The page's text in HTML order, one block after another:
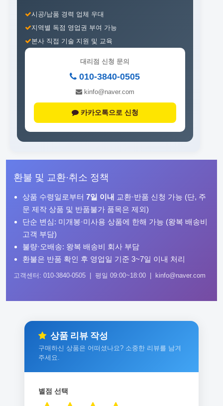
시공/납품 경력 업체 우대
지역별 독점 영업권 부여 가능
본사 직접 기술 지원 및 교육
대리점 신청 문의
010-3840-0505
kinfo@naver.com
카카오톡으로 신청
환불 및 교환·취소 정책
상품 수령일로부터 7일 이내 교환·반품 신청 가능 (단, 주
문 제작 상품 및 반품불가 품목은 제외)
단순 변심: 미개봉·미사용 상품에 한해 가능 (왕복 배송비
고객 부담)
불량·오배송: 왕복 배송비 회사 부담
환불은 반품 확인 후 영업일 기준 3~7일 이내 처리
고객센터: 010-3840-0505 | 평일 09:00~18:00 | kinfo@naver.com
상품 리뷰 작성
구매하신 상품은 어떠셨나요? 소중한 리뷰를 남겨
주세요.
별점 선택